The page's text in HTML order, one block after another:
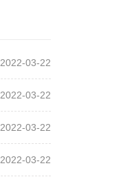
2022-03-22
2022-03-22
2022-03-22
2022-03-22